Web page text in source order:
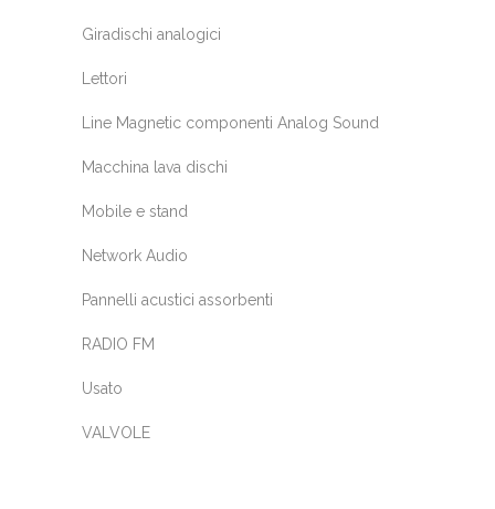
Giradischi analogici
Lettori
Line Magnetic componenti Analog Sound
Macchina lava dischi
Mobile e stand
Network Audio
Pannelli acustici assorbenti
RADIO FM
Usato
VALVOLE